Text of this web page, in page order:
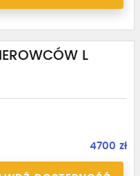
L
4700 zł